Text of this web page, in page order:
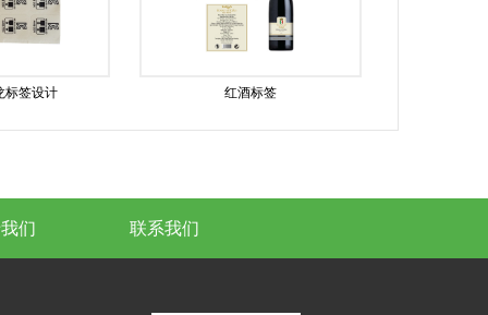
标签设计 红酒标签
们 联系我们